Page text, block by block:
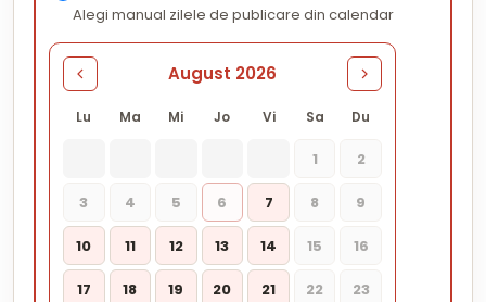
Alegi manual zilele de publicare din calendar
August 2026
Lu Ma Mi Jo Vi Sa Du
1 2
3 4 5 6 7 8 9
10 11 12 13 14 15 16
17 18 19 20 21 22 23